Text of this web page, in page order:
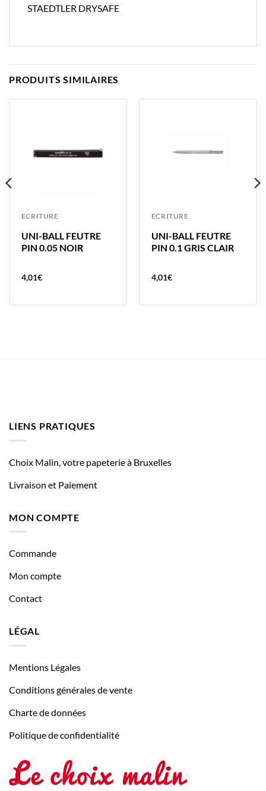
STAEDTLER DRYSAFE
PRODUITS SIMILAIRES
ECRITURE
UNI-BALL FEUTRE
PIN 0.05 NOIR
4,01€
ECRITURE
UNI-BALL FEUTRE
PIN 0.1 GRIS CLAIR
4,01€
LIENS PRATIQUES
Choix Malin, votre papeterie à Bruxelles
Livraison et Paiement
MON COMPTE
Commande
Mon compte
Contact
LÉGAL
Mentions Légales
Conditions générales de vente
Charte de données
Politique de confidentialité